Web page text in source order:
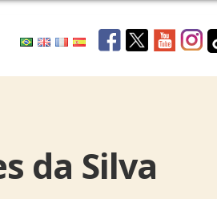
da Silva